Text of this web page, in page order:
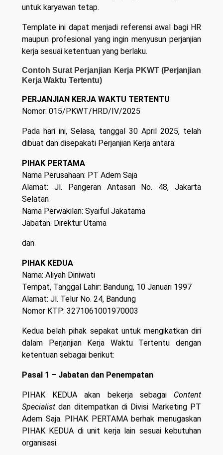
untuk karyawan tetap.
Template ini dapat menjadi referensi awal bagi HR
maupun profesional yang ingin menyusun perjanjian
kerja sesuai ketentuan yang berlaku.
Contoh Surat Perjanjian Kerja PKWT (Perjanjian
Kerja Waktu Tertentu)
PERJANJIAN KERJA WAKTU TERTENTU
Nomor: 015/PKWT/HRD/IV/2025
Pada hari ini, Selasa, tanggal 30 April 2025, telah
dibuat dan disepakati Perjanjian Kerja antara:
PIHAK PERTAMA
Nama Perusahaan: PT Adem Saja
Alamat: Jl. Pangeran Antasari No. 48, Jakarta
Selatan
Nama Perwakilan: Syaiful Jakatama
Jabatan: Direktur Utama
dan
PIHAK KEDUA
Nama: Aliyah Diniwati
Tempat, Tanggal Lahir: Bandung, 10 Januari 1997
Alamat: Jl. Telur No. 24, Bandung
Nomor KTP: 3271061001970003
Kedua belah pihak sepakat untuk mengikatkan diri
dalam Perjanjian Kerja Waktu Tertentu dengan
ketentuan sebagai berikut:
Pasal 1 – Jabatan dan Penempatan
PIHAK KEDUA akan bekerja sebagai Content
Specialist dan ditempatkan di Divisi Marketing PT
Adem Saja. PIHAK PERTAMA berhak menugaskan
PIHAK KEDUA di unit kerja lain sesuai kebutuhan
organisasi.